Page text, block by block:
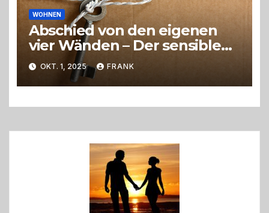
WOHNEN
Abschied von den eigenen
vier Wänden – Der sensible
Weg beim Umzug ins
Pflegeheim
OKT. 1, 2025 FRANK